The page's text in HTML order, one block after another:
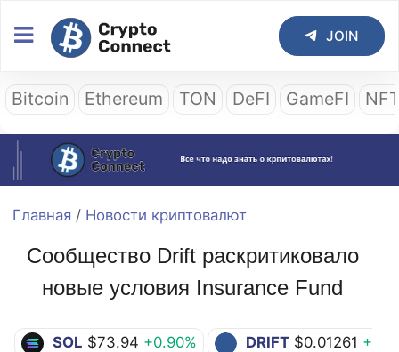
JOIN
Bitcoin Ethereum TON DeFI GameFI
Главная / Новости криптовалют
Сообщество Drift раскритиковало
новые условия Insurance Fund
SOL $73.94 +0.90% DRIFT $0.01261